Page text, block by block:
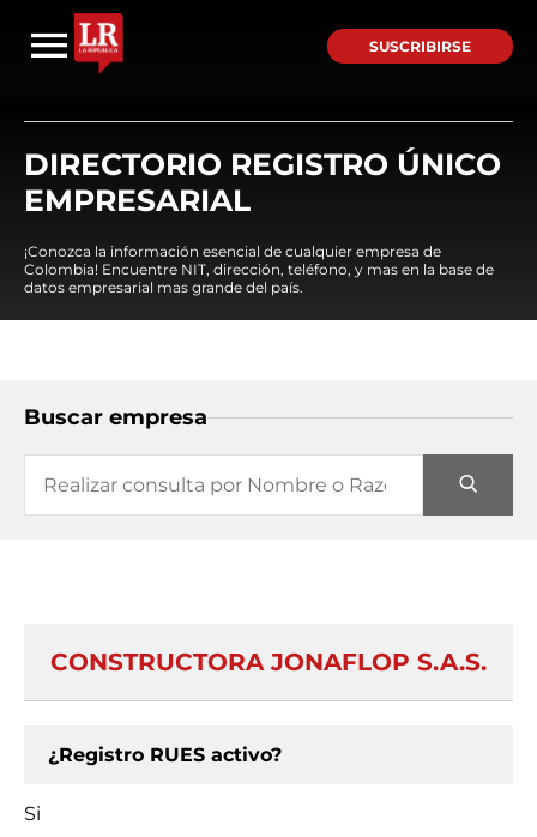
SUSCRIBIRSE
DIRECTORIO REGISTRO ÚNICO
EMPRESARIAL
¡Conozca la información esencial de cualquier empresa de
Colombia! Encuentre NIT, dirección, teléfono, y mas en la base de
datos empresarial mas grande del país.
Buscar empresa
CONSTRUCTORA JONAFLOP S.A.S.
¿Registro RUES activo?
Si